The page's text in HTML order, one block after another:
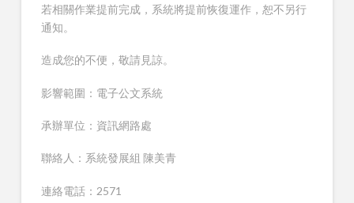
若相關作業提前完成，系統將提前恢復運作，恕不另行
通知。
造成您的不便，敬請見諒。
影響範圍：電子公文系統
承辦單位：資訊網路處
聯絡人：系統發展組 陳美青
連絡電話：2571